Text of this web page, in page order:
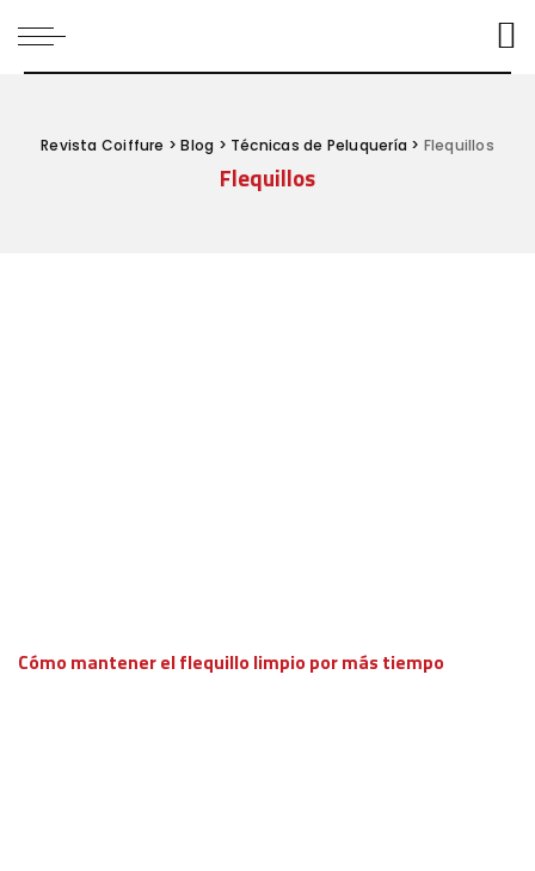
Revista Coiffure >Blog > Técnicas de Peluquería > Flequillos
Flequillos
Cómo mantener el flequillo limpio por más tiempo